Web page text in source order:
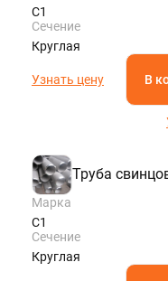
С1
Сечение
Круглая
Узнать цену В
Труба
Марка
С1
Сечение
Круглая